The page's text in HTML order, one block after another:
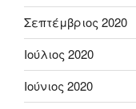
Σεπτέμβριος 2020
Ιούλιος 2020
Ιούνιος 2020